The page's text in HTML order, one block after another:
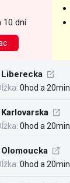
10 dní
0hod a 20min
0hod a 20min
0hod a 20min